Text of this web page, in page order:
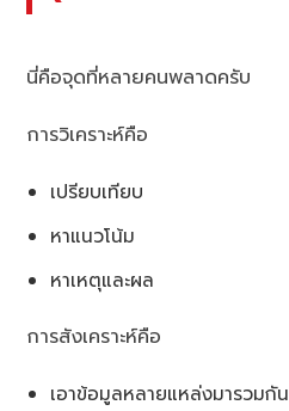
นี่คือจุดที่หลายคนพลาดครับ
การวิเคราะห์คือ
เปรียบเทียบ
หาแนวโน้ม
หาเหตุและผล
การสังเคราะห์คือ
เอาข้อมูลหลายแหล่งมารวมกัน